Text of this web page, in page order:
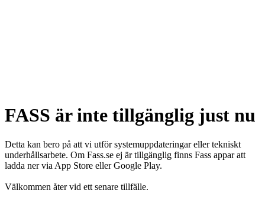
FASS är inte tillgänglig just nu
Detta kan bero på att vi utför systemuppdateringar eller tekniskt
underhållsarbete. Om Fass.se ej är tillgänglig finns Fass appar att
ladda ner via App Store eller Google Play.
Välkommen åter vid ett senare tillfälle.